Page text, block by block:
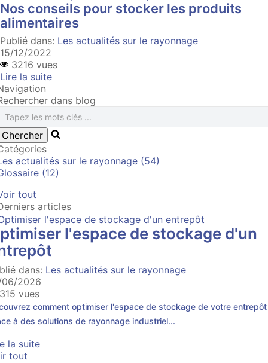
Nos conseils pour stocker les produits
alimentaires
Publié dans: Les actualités sur le rayonnage
15/12/2022
3216 vues
Lire la suite
dans blog
actualités sur le rayonnage (54)
(12)
tout
articles
l'espace de stockage d'un
dans: Les actualités sur le rayonnage
06/2026
315 vues
comment optimiser l'espace de stockage de votre entrepôt
à des solutions de rayonnage industriel...
la suite
tout